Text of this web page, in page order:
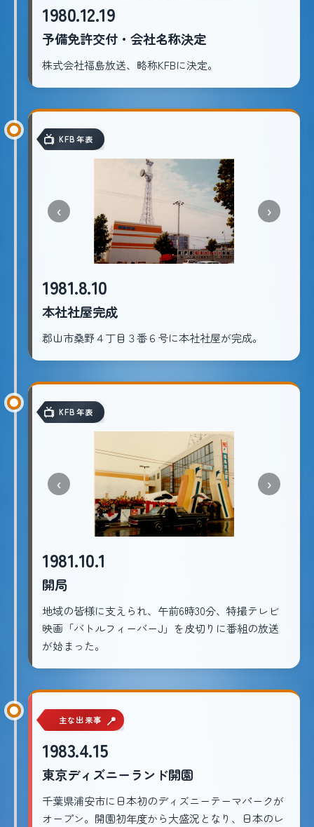
1980.12.19
予備免許交付・会社名称決定
株式会社福島放送、略称KFBに決定。
KFB年表
‹ ›
1981.8.10
本社社屋完成
郡山市桑野４丁目３番６号に本社社屋が完成。
KFB年表
‹ ›
1981.10.1
開局
地域の皆様に支えられ、午前6時30分、特撮テレビ
映画「バトルフィーバーJ」を皮切りに番組の放送
が始まった。
主な出来事
1983.4.15
東京ディズニーランド開園
千葉県浦安市に日本初のディズニーテーマパークが
オープン。開園初年度から大盛況となり、日本のレ